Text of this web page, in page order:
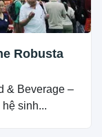
Robusta
& Beverage –
sinh...